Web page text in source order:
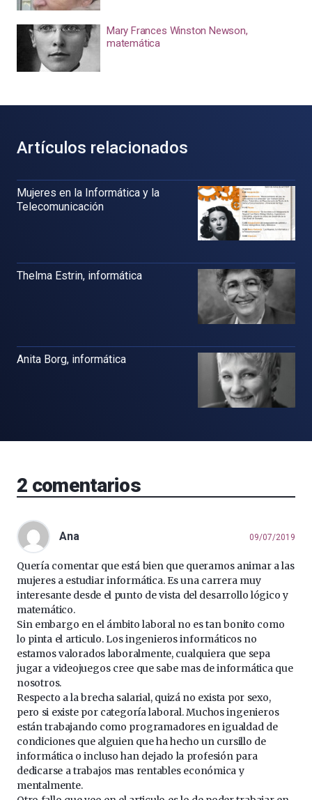
Mary Frances Winston Newson,
matemática
Artículos relacionados
Mujeres en la Informática y la
Telecomunicación
Thelma Estrin, informática
Anita Borg, informática
2 comentarios
Ana 09/07/2019
Quería comentar que está bien que queramos animar a las
mujeres a estudiar informática. Es una carrera muy
interesante desde el punto de vista del desarrollo lógico y
matemático.
Sin embargo en el ámbito laboral no es tan bonito como
lo pinta el articulo. Los ingenieros informáticos no
estamos valorados laboralmente, cualquiera que sepa
jugar a videojuegos cree que sabe mas de informática que
nosotros.
Respecto a la brecha salarial, quizá no exista por sexo,
pero si existe por categoría laboral. Muchos ingenieros
están trabajando como programadores en igualdad de
condiciones que alguien que ha hecho un cursillo de
informática o incluso han dejado la profesión para
dedicarse a trabajos mas rentables económica y
mentalmente.